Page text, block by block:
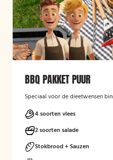
BBQ PAKKET PUUR
Speciaal voor de dieetwensen
4 soorten vlees
2 soorten salade
Stokbrood + Sauzen